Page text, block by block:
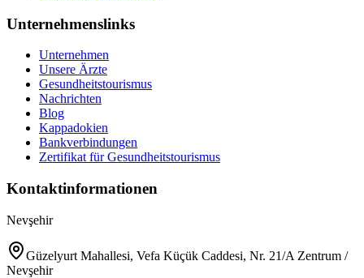
Unternehmenslinks
Unternehmen
Unsere Ärzte
Gesundheitstourismus
Nachrichten
Blog
Kappadokien
Bankverbindungen
Zertifikat für Gesundheitstourismus
Kontaktinformationen
Nevşehir
Güzelyurt Mahallesi, Vefa Küçük Caddesi, Nr. 21/A Zentrum /
Nevşehir